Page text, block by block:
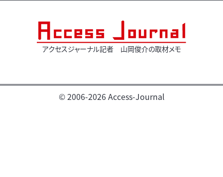
アクセスジャーナル記者 山岡俊介の取材メモ
© 2006-2026 Access-Journal